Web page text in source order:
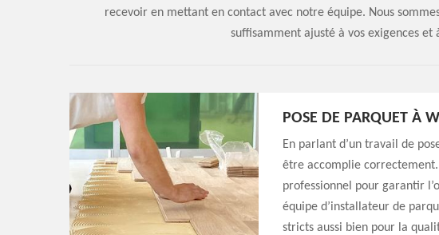
recevoir en mettant en contact avec notre équipe. Nous
suffisamment ajusté à vos exigences et
POSE DE PARQUET À
En parlant d’un travail de
être accomplie
professionnel pour garantir
équipe d’installateur de
stricts aussi bien pour la